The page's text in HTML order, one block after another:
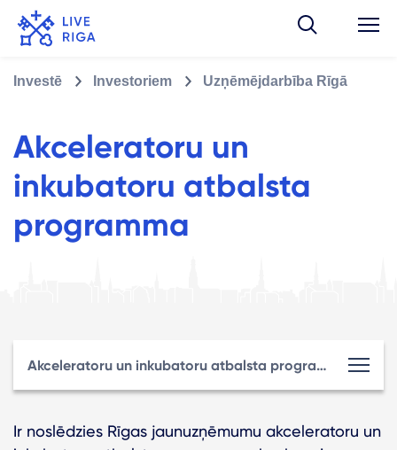
Investē Investoriem Uzņēmējdarbība Rīgā
Akceleratoru un
inkubatoru atbalsta
programma
Akceleratoru un inkubatoru atbalsta programma
Ir noslēdzies Rīgas jaunuzņēmumu akceleratoru un